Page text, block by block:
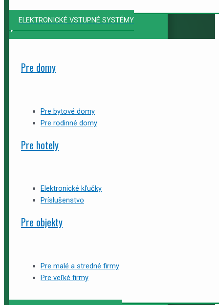
ELEKTRONICKÉ VSTUPNÉ SYSTÉMY
Pre domy
Pre bytové domy
Pre rodinné domy
Pre hotely
Elektronické kľučky
Príslušenstvo
Pre objekty
Pre malé a stredné firmy
Pre veľké firmy